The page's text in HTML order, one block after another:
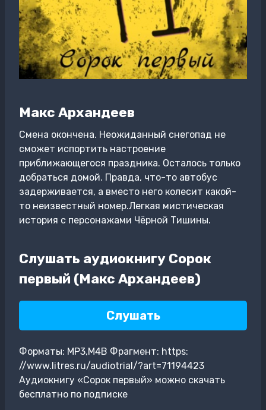
Макс Архандеев
Cмена окончена. Неожиданный снегопад не
cможет испортить настроение
приближающегося праздника. Осталось только
добраться домой. Правда, что-то автобус
задерживается, а вместо него колесит какой-
то неизвестный номер.Легкая мистическая
история с персонажами Чёрной Тишины.
Слушать аудиокнигу Сорок
первый (Макс Архандеев)
Слушать
Форматы: MP3,M4B Фрагмент: https:
//www.litres.ru/audiotrial/?art=71194423
Аудиокнигу «Сорок первый» можно скачать
бесплатно по подписке